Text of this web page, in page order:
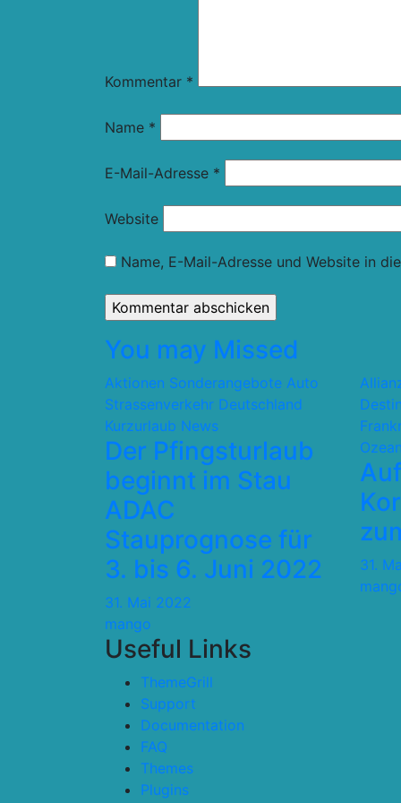
Kommentar *
Name *
E-Mail-Adresse *
Website
Name, E-Mail-Adresse und Website in
You may Missed
Aktionen Sonderangebote Auto
Strassenverkehr Deutschland
Kurzurlaub News
Der Pfingsturlaub
beginnt im Stau
ADAC
Stauprognose für
3. bis 6. Juni 2022
31. Mai 2022
mango
31.
Useful Links
ThemeGrill
Support
Documentation
FAQ
Themes
Plugins